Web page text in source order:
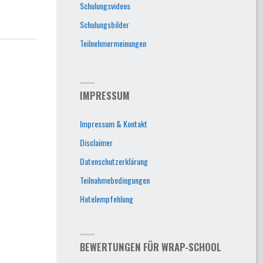
Schulungsvideos
Schulungsbilder
Teilnehmermeinungen
IMPRESSUM
Impressum & Kontakt
Disclaimer
Datenschutzerklärung
Teilnahmebedingungen
Hotelempfehlung
BEWERTUNGEN FÜR WRAP-SCHOOL